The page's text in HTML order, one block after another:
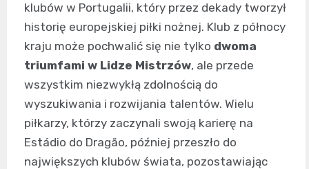
klubów w Portugalii, który przez dekady tworzył
historię europejskiej piłki nożnej. Klub z północy
kraju może pochwalić się nie tylko dwoma
triumfami w Lidze Mistrzów, ale przede
wszystkim niezwykłą zdolnością do
wyszukiwania i rozwijania talentów. Wielu
piłkarzy, którzy zaczynali swoją karierę na
Estádio do Dragão, później przeszło do
największych klubów świata, pozostawiając